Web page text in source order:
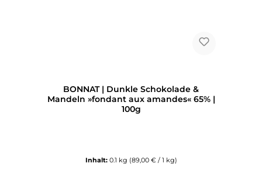
BONNAT | Dunkle Schokolade &
Mandeln »fondant aux amandes« 65% |
100g
Inhalt: 0.1 kg (89,00 € / 1 kg)